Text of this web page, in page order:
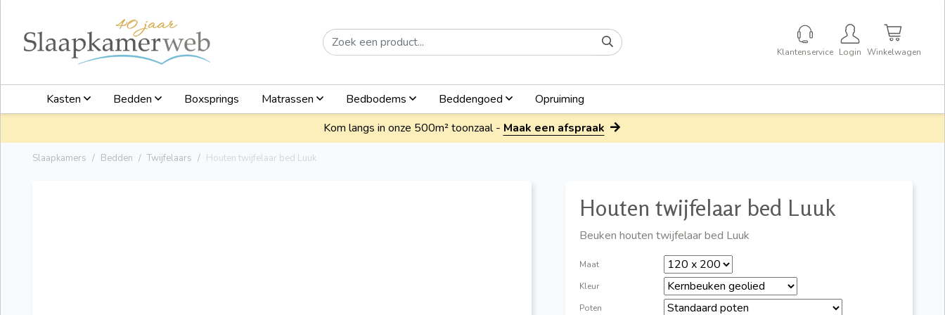
Klantenservice Login Winkelwagen
Kasten Bedden Boxsprings Matrassen Bedbodems Beddengoed
Opruiming
Kom langs in onze 500m² toonzaal - Maak een afspraak
Slaapkamers Bedden Twijfelaars Houten twijfelaar bed Luuk
Houten twijfelaar bed Luuk
Beuken houten twijfelaar bed Luuk
Maat
Kleur
Poten